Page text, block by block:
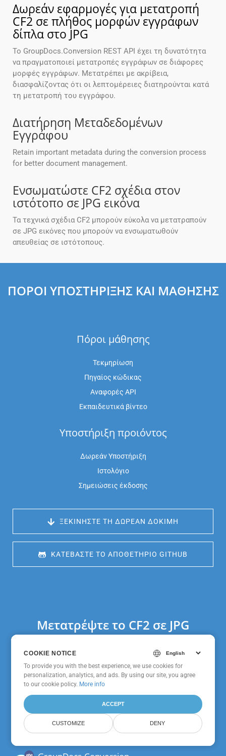
Δωρεάν εφαρμογές για μετατροπή
CF2 σε πλήθος μορφών εγγράφων
δίπλα στο JPG
Το GroupDocs.Conversion REST API έχει τη δυνατότητα
να πραγματοποιεί μετατροπές εγγράφων σε διάφορες
μορφές εγγράφων. Μετατρέπει με ακρίβεια,
διασφαλίζοντας ότι οι λεπτομέρειες διατηρούνται κατά
τη μετατροπή του εγγράφου.
Διατήρηση Μεταδεδομένων
Εγγράφου
Retain important metadata during the conversion process
for better document management.
Ενσωματώστε CF2 σχέδια στον
ιστότοπο σε JPG εικόνα
Τα τεχνικά σχέδια CF2 μπορούν εύκολα να μετατραπούν
σε JPG εικόνες που μπορούν να ενσωματωθούν
απευθείας σε ιστότοπους.
ΠΌΡΟΙ ΥΠΟΣΤΉΡΙΞΗΣ ΚΑΙ ΜΆΘΗΣΗΣ
Πόροι μάθησης
Τεκμηρίωση
Πηγαίος κώδικας
Αναφορές API
Εκπαιδευτικά βίντεο
Υποστήριξη προιόντος
Δωρεάν Υποστήριξη
Ιστολόγιο
Σημειώσεις έκδοσης
ΞΕΚΙΝΉΣΤΕ ΤΗ ΔΩΡΕΆΝ ΔΟΚΙΜΉ
ΚΑΤΕΒΆΣΤΕ ΤΟ ΑΠΟΘΕΤΉΡΙΟ GITHUB
Μετατρέψτε το CF2 σε JPG
χρησιμοποιώντας SDK σε άλλες
δημοφιλείς γλώσσες
GroupDocs.Conversion
Cloud SDK Για Android
COOKIE NOTICE
To provide you with the best experience, we use cookies for
personalization, analytics, and ads. By using our site, you agree
toour cookie policy.
ACCEPT
CUSTOMIZE DENY
COOKIE NOTICE
To provide you with the best experience, we use cookies for
personalization, analytics, and ads. By using our site, you agree
to our cookie policy. More info
ACCEPT
CUSTOMIZE DENY